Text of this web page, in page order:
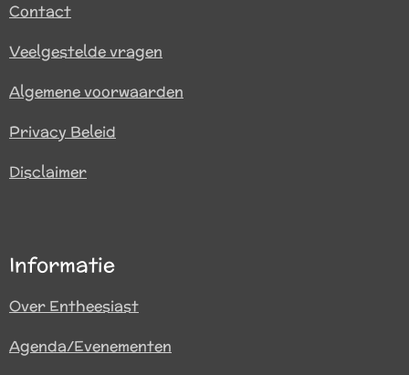
Contact
Veelgestelde vragen
Algemene voorwaarden
Privacy Beleid
Disclaimer
Informatie
Over Entheesiast
Agenda/Evenementen